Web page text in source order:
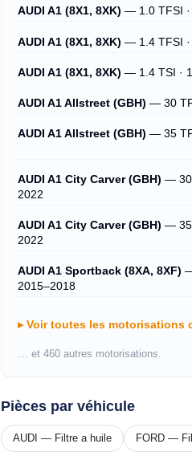
AUDI A1 (8X1, 8XK) — 1.0 TFSI ·
AUDI A1 (8X1, 8XK) — 1.4 TFSI ·
AUDI A1 (8X1, 8XK) — 1.4 TSI ·
AUDI A1 Allstreet (GBH) — 30
AUDI A1 Allstreet (GBH) — 35
AUDI A1 City Carver (GBH) — 30
2022
AUDI A1 City Carver (GBH) — 35
2022
AUDI A1 Sportback (8XA, 8XF)
2015–2018
Voir toutes les motorisations
… et 460 autres motorisations.
Pièces par véhicule
AUDI — Filtre a huile FORD —